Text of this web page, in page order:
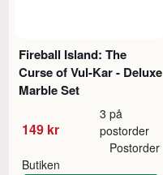
Fireball Island: The
Curse of Vul-Kar - Deluxe
Marble Set
149 kr
3 på
postorder
Butiken
Postorder